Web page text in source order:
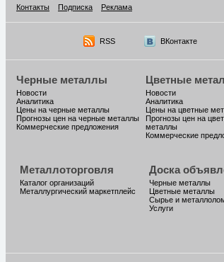
Контакты
Подписка Реклама
RSS ВКонтакте
Черные металлы
Новости
Аналитика
Цены на черные металлы
Прогнозы цен на черные металлы
Коммерческие предложения
Цветные
Новости
Аналитика
Цены на цветные
Прогнозы цен на
металлы
Коммерческие
Металлоторговля
Каталог организаций
Металлургический маркетплейс
Доска
Черные металлы
Цветные металлы
Сырье и
Услуги